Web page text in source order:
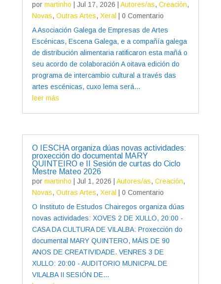
por martinho Jul 17, 2026 Autores/as, Creación,
Novas, Outras Artes, Xeral
| 0 Comentario
A Asociación Galega de Empresas de Artes
Escénicas, Escena Galega, e a compañía galega
de distribución alimentaria ratificaron esta mañá o
seu acordo de colaboración A oitava edición do
programa de intercambio cultural a través das
artes escénicas, cuxo lema será...
leer más
O IESCHA organiza dúas novas actividades:
proxección do documental MARY
QUINTEIRO e II Sesión de curtas do Ciclo
Mestre Mateo 2026
por martinho Jul 1, 2026 Autores/as, Creación,
Novas, Outras Artes, Xeral
| 0 Comentario
O Instituto de Estudos Chairegos organiza dúas
novas actividades: XOVES 2 DE XULLO, 20:00 -
CASA DA CULTURA DE VILALBA: Proxección do
documental MARY QUINTERO, MÁIS DE 90
ANOS DE CREATIVIDADE. VENRES 3 DE
XULLO: 20:00 - AUDITORIO MUNICPAL DE
VILALBA II SESIÓN DE...